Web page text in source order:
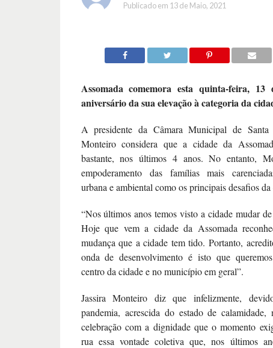
Publicado em 13 de Maio, 2021
Assomada comemora esta quinta-feira,
aniversário da sua elevação à categoria da
A presidente da Câmara Municipal de Santa
Monteiro considera que a cidade da
bastante, nos últimos 4 anos. No entanto,
empoderamento das famílias mais
urbana e ambiental como os principais desafios da
“Nos últimos anos temos visto a cidade mudar
Hoje que vem a cidade da Assomada
mudança que a cidade tem tido. Portanto,
onda de desenvolvimento é isto que
centro da cidade e no município em geral”.
Jassira Monteiro diz que infelizmente,
pandemia, acrescida do estado de calamidade,
celebração com a dignidade que o momento
rua essa vontade coletiva que, nos últimos